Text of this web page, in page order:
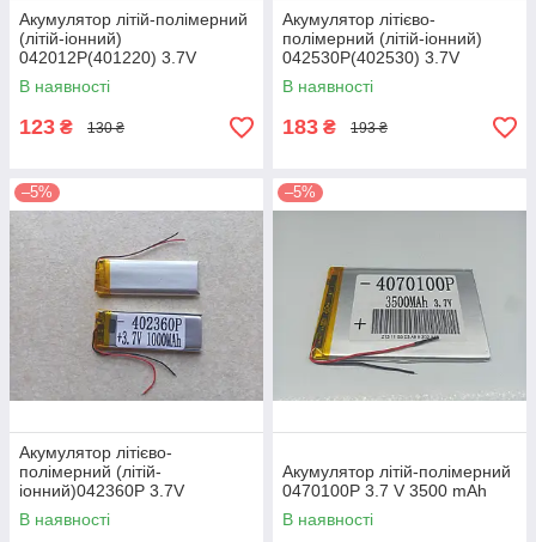
Акумулятор літій-полімерний
(літій-іонний)
042012P(401220) 3.7V
150mAh
В наявності
123 ₴ 130 ₴
Акумулятор літієво-
полімерний (літій-іонний)
042530P(402530) 3.7V
350mAh
В наявності
183 ₴ 193 ₴
–5%
Акумулятор літієво-
полімерний (літій-
іонний)042360P 3.7V
1000mAh
В наявності
–5%
Акумулятор літій-полімерний
0470100P 3.7 V 3500 mAh
В наявності